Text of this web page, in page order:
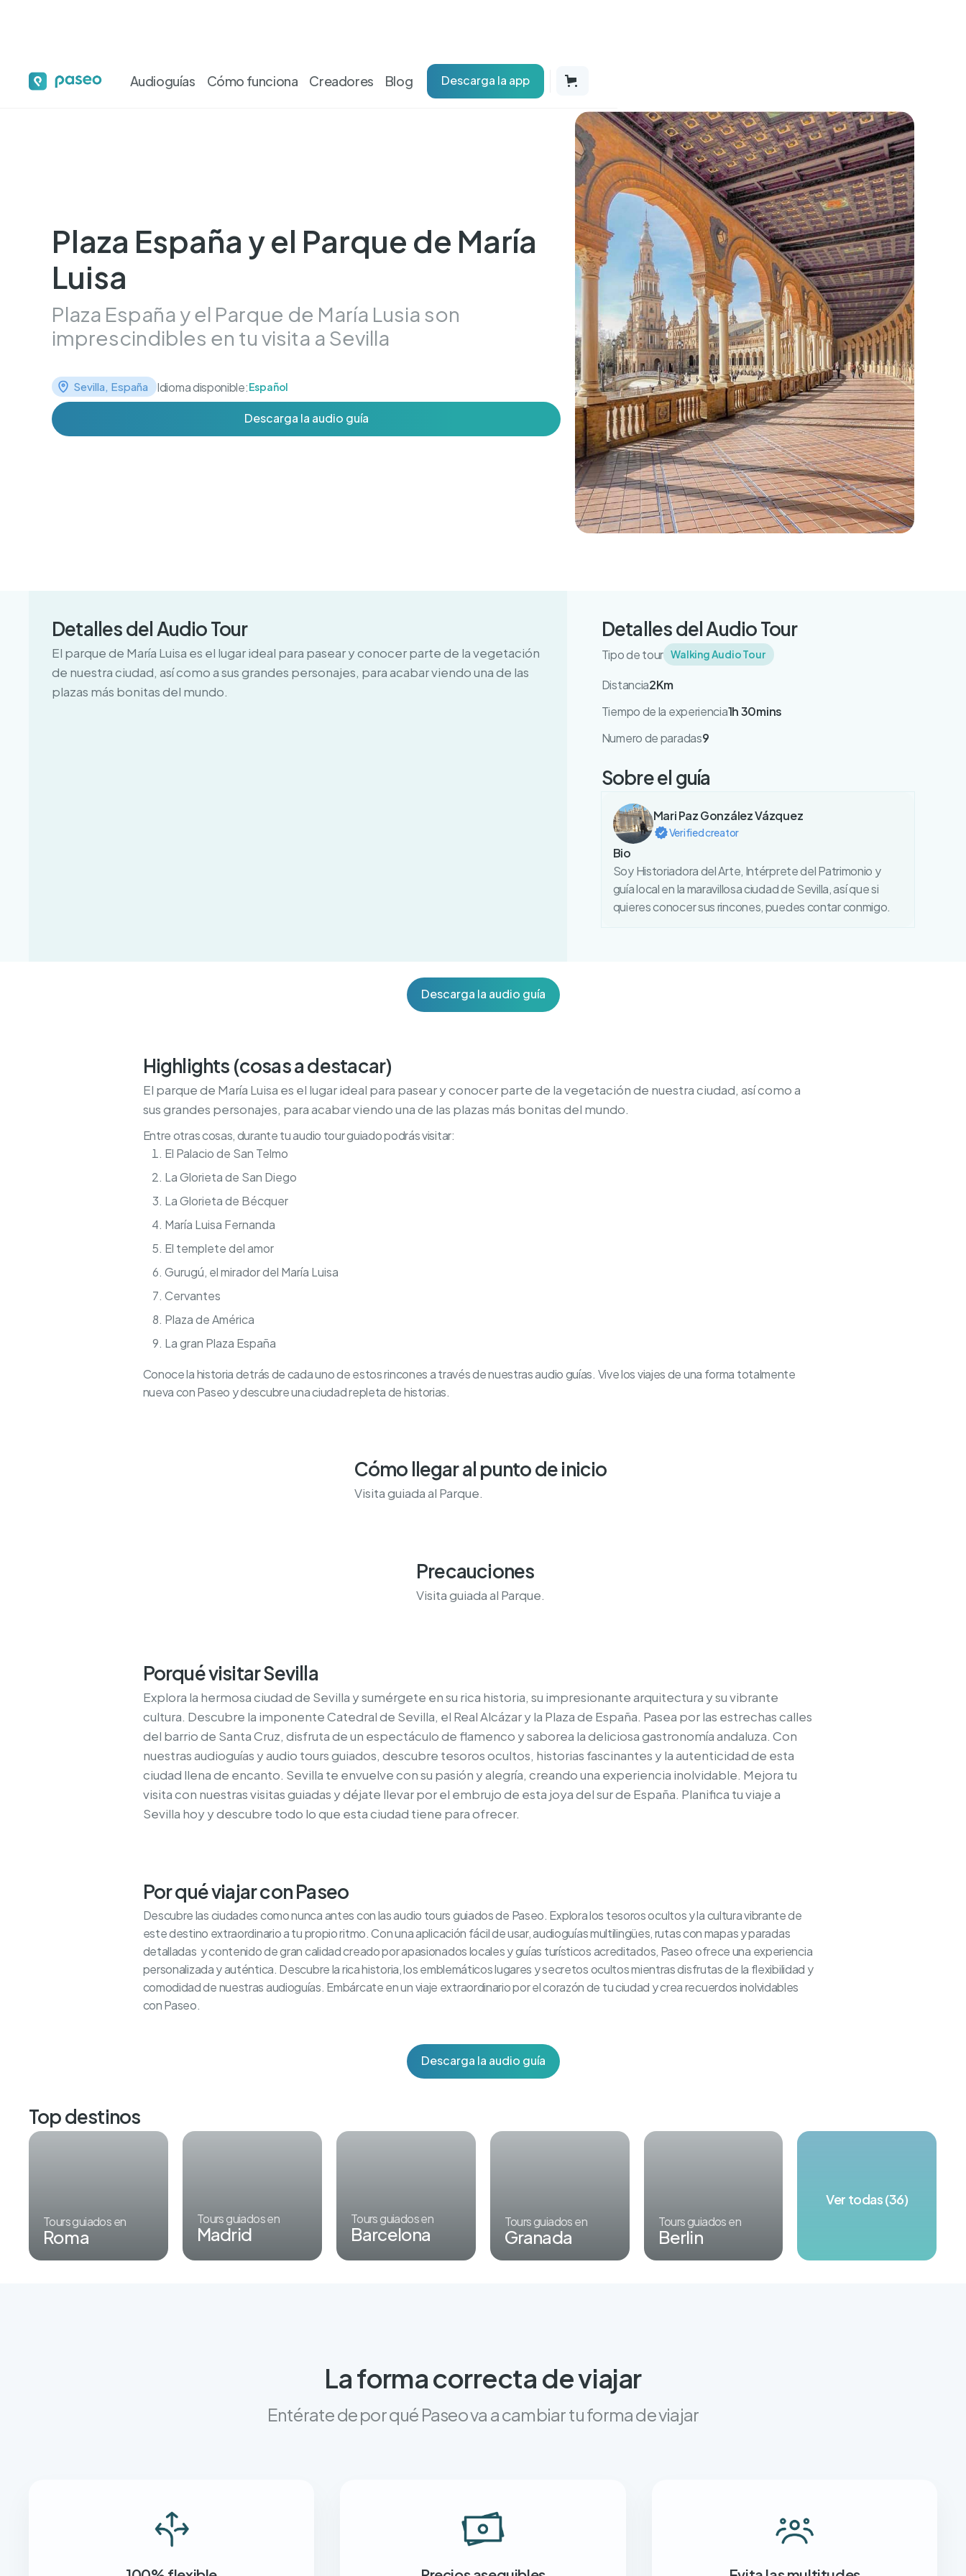
Audioguías Cómo funciona Creadores Blog Descarga la app
Plaza España y el Parque de María
Luisa
Plaza España y el Parque de María Lusia son
imprescindibles en tu visita a Sevilla
Sevilla, España Idioma disponible:Español
Descarga la audio guía
Detalles del Audio Tour
El parque de María Luisa es el lugar ideal para pasear y conocer parte de la vegetación
de nuestra ciudad, así como a sus grandes personajes, para acabar viendo una de las
plazas más bonitas del mundo.
Detalles del Audio Tour
Tipo de tour Walking Audio Tour
Distancia2Km
Tiempo de la experiencia1h 30mins
Numero de paradas9
Sobre el guía
Mari Paz González Vázquez
Verified creator
Bio
Soy Historiadora del Arte, Intérprete del Patrimonio y
guía local en la maravillosa ciudad de Sevilla, así que si
quieres conocer sus rincones, puedes contar conmigo.
Descarga la audio guía
Highlights (cosas a destacar)
El parque de María Luisa es el lugar ideal para pasear y conocer parte de la vegetación de nuestra ciudad, así como a
sus grandes personajes, para acabar viendo una de las plazas más bonitas del mundo.
Entre otras cosas, durante tu audio tour guiado podrás visitar:
El Palacio de San Telmo
La Glorieta de San Diego
La Glorieta de Bécquer
María Luisa Fernanda
El templete del amor
Gurugú, el mirador del María Luisa
Cervantes
Plaza de América
La gran Plaza España
Conoce la historia detrás de cada uno de estos rincones a través de nuestras audio guías. Vive los viajes de una forma totalmente
nueva con Paseo y descubre una ciudad repleta de historias.
Cómo llegar al punto de inicio
Visita guiada al Parque.
Precauciones
Visita guiada al Parque.
Porqué visitar Sevilla
Explora la hermosa ciudad de Sevilla y sumérgete en su rica historia, su impresionante arquitectura y su vibrante
cultura. Descubre la imponente Catedral de Sevilla, el Real Alcázar y la Plaza de España. Pasea por las estrechas calles
del barrio de Santa Cruz, disfruta de un espectáculo de flamenco y saborea la deliciosa gastronomía andaluza. Con
nuestras audioguías y audio tours guiados, descubre tesoros ocultos, historias fascinantes y la autenticidad de esta
ciudad llena de encanto. Sevilla te envuelve con su pasión y alegría, creando una experiencia inolvidable. Mejora tu
visita con nuestras visitas guiadas y déjate llevar por el embrujo de esta joya del sur de España. Planifica tu viaje a
Sevilla hoy y descubre todo lo que esta ciudad tiene para ofrecer.
Por qué viajar con Paseo
Descubre las ciudades como nunca antes con las audio tours guiados de Paseo. Explora los tesoros ocultos y la cultura vibrante de
este destino extraordinario a tu propio ritmo. Con una aplicación fácil de usar, audioguías multilingües, rutas con mapas y paradas
detalladas y contenido de gran calidad creado por apasionados locales y guías turísticos acreditados, Paseo ofrece una experiencia
personalizada y auténtica. Descubre la rica historia, los emblemáticos lugares y secretos ocultos mientras disfrutas de la flexibilidad y
comodidad de nuestras audioguías. Embárcate en un viaje extraordinario por el corazón de tu ciudad y crea recuerdos inolvidables
con Paseo.
Descarga la audio guía
Top destinos
Tours guiados en
Roma
Tours guiados en
Madrid
Tours guiados en
Barcelona
Tours guiados en
Granada
Tours guiados en
Berlin
Ver todas (36)
La forma correcta de viajar
Entérate de por qué Paseo va a cambiar tu forma de viajar